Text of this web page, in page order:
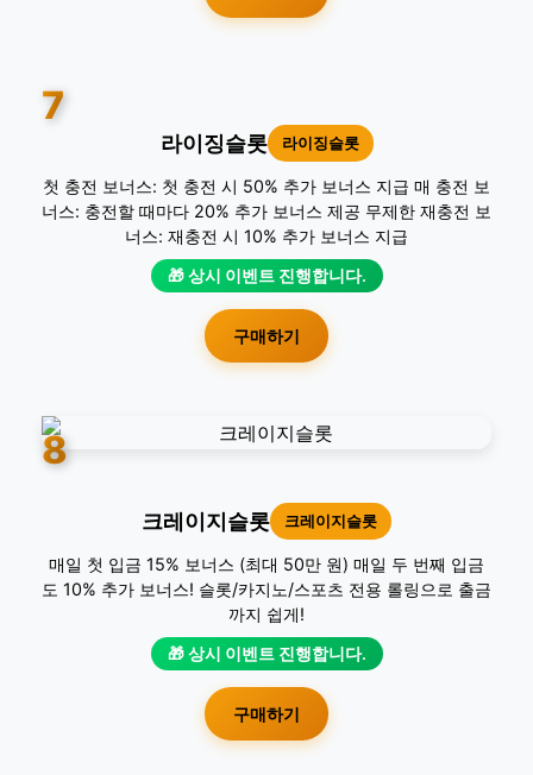
7
라이징슬롯 라이징슬롯
첫 충전 보너스: 첫 충전 시 50% 추가 보너스 지급 매 충전 보
너스: 충전할 때마다 20% 추가 보너스 제공 무제한 재충전 보
너스: 재충전 시 10% 추가 보너스 지급
🎁 상시 이벤트 진행합니다.
구매하기
8
크레이지슬롯 크레이지슬롯
매일 첫 입금 15% 보너스 (최대 50만 원) 매일 두 번째 입금
도 10% 추가 보너스! 슬롯/카지노/스포츠 전용 롤링으로 출금
까지 쉽게!
🎁 상시 이벤트 진행합니다.
구매하기